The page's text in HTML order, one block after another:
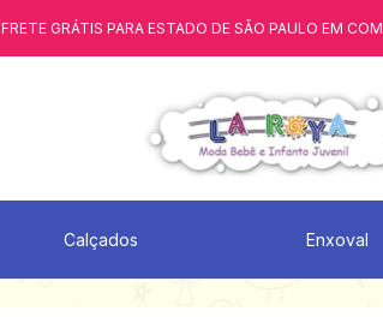
FRETE GRÁTIS PARA ESTADO DE SÃO PAULO EM
Calçados Enxoval